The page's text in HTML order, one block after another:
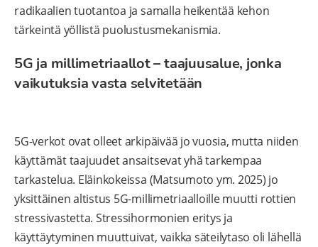
radikaalien tuotantoa ja samalla heikentää kehon
tärkeintä yöllistä puolustusmekanismia.
5G ja millimetriaallot – taajuusalue, jonka
vaikutuksia vasta selvitetään
5G-verkot ovat olleet arkipäivää jo vuosia, mutta niiden
käyttämät taajuudet ansaitsevat yhä tarkempaa
tarkastelua. Eläinkokeissa (Matsumoto ym. 2025) jo
yksittäinen altistus 5G-millimetriaalloille muutti rottien
stressivastetta. Stressihormonien eritys ja
käyttäytyminen muuttuivat, vaikka säteilytaso oli lähellä